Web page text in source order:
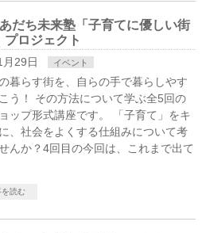
だち未来塾「子育てに優しい街
プロジェクト
29日 イベント
暮らす街を、自らの手で暮らしやす
う！ その方法について学ぶ全5回の
ップ形式講座です。 「子育て」をキ
、社会をよくする仕組みについて考
んか？4回目の今回は、これまで出て
を読む